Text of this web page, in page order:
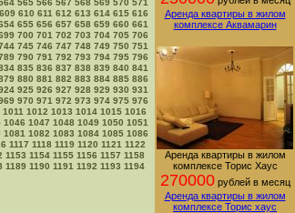
565 566 567 568 569 570 571
609 610 611 612 613 614 615 616
655 656 657 658 659 660 661
700 701 702 703 704 705 706
745 746 747 748 749 750 751
790 791 792 793 794 795 796
835 836 837 838 839 840 841
880 881 882 883 884 885 886
925 926 927 928 929 930 931
970 971 972 973 974 975 976
1011 1012 1013 1014 1015 1016
1046 1047 1048 1049 1050 1051
1081 1082 1083 1084 1085 1086
1117 1118 1119 1120 1121 1122
1153 1154 1155 1156 1157 1158
1189 1190 1191 1192 1193 1194
Аренда квартиры в жилом
комплексе Аквамарин
Аренда квартиры в жилом
комплексе Торис Хаус
270000рублей в месяц
Аренда квартиры в жилом
комплексе Торис хаус